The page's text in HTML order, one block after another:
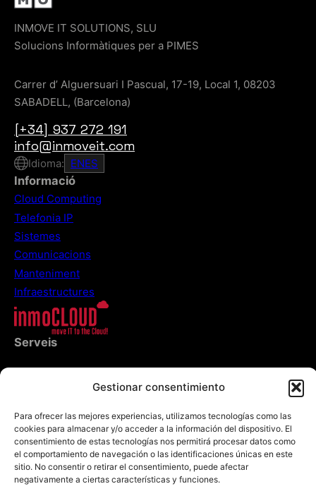
Gestionar consentimiento
Para ofrecer las mejores experiencias, utilizamos tecnologías como las
cookies para almacenar y/o acceder a la información del dispositivo. El
consentimiento de estas tecnologías nos permitirá procesar datos como
el comportamiento de navegación o las identificaciones únicas en este
sitio. No consentir o retirar el consentimiento, puede afectar
negativamente a ciertas características y funciones.
INMOVE IT SOLUTIONS, SLU
Solucions Informàtiques per a PIMES
Carrer d’ Alguersuari I Pascual, 17-19, Local 1, 08203
SABADELL, (Barcelona)
[+34] 937 272 191
info@inmoveit.com
Idioma: ENES
Informació
Cloud Computing
Telefonia IP
Sistemes
Comunicacions
Manteniment
Infraestructures
Serveis
Empresa